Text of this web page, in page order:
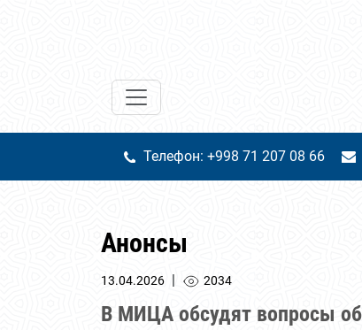
Телефон: +998 71 207 08 66
Анонсы
13.04.2026 | 2034
В МИЦА обсудят вопросы